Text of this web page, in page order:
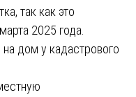
так как это
2025 года.
на дом у кадастрового